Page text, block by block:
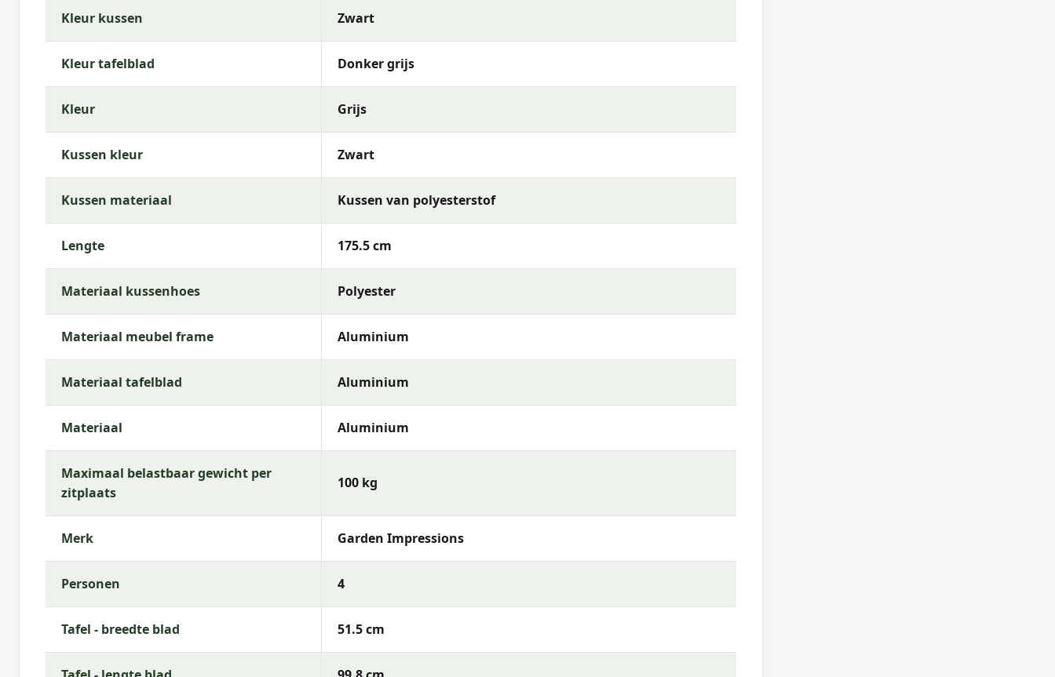
Kleur kussen Zwart
Kleur tafelblad Donker grijs
Kleur Grijs
Kussen kleur Zwart
Kussen materiaal Kussen van polyesterstof
Lengte 175.5 cm
Materiaal kussenhoes Polyester
Materiaal meubel frame Aluminium
Materiaal tafelblad Aluminium
Materiaal Aluminium
Maximaal belastbaar gewicht per
zitplaats
100 kg
Merk Garden Impressions
Personen 4
Tafel - breedte blad 51.5 cm